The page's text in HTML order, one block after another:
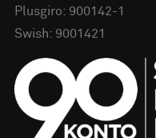
Plusgiro: 900142-1
Swish: 9001421